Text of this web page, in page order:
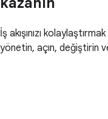
İş akışınızı
yönetin, açın, değiştirin